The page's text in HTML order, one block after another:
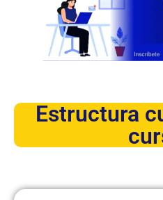
Estructura